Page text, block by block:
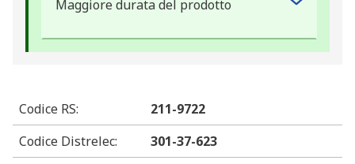
Maggiore durata del prodotto
Codice RS:
211-9722
Codice Distrelec:
301-37-623